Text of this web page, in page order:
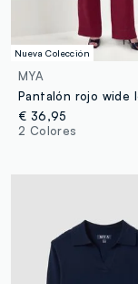
Nueva Colección
MYA
€ 36,95
2 Colores